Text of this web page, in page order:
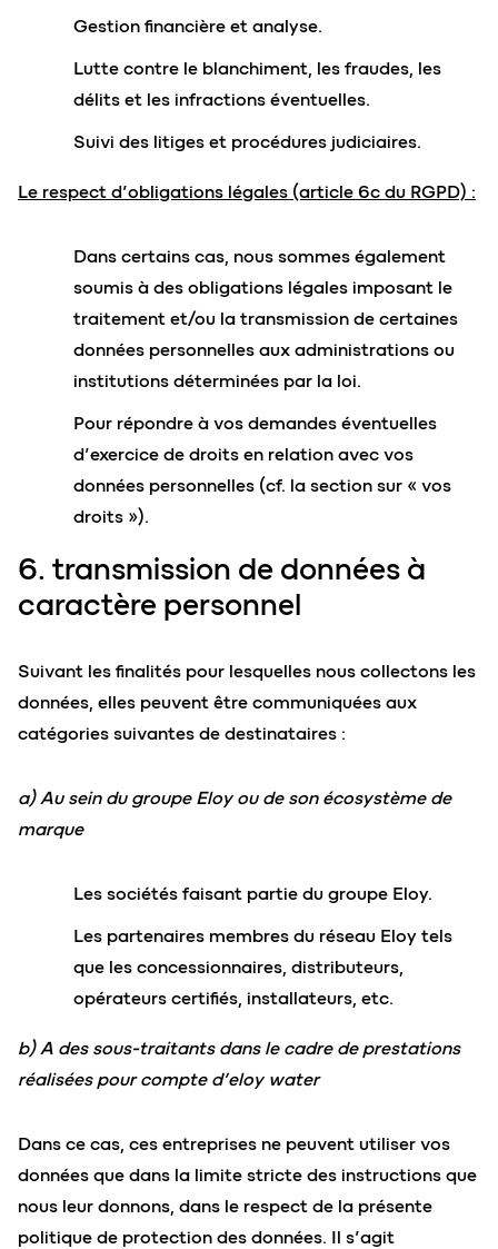
Gestion financière et analyse.
Lutte contre le blanchiment, les fraudes, les
délits et les infractions éventuelles.
Suivi des litiges et procédures judiciaires.
Le respect d’obligations légales (article 6c du RGPD) :
Dans certains cas, nous sommes également
soumis à des obligations légales imposant le
traitement et/ou la transmission de certaines
données personnelles aux administrations ou
institutions déterminées par la loi.
Pour répondre à vos demandes éventuelles
d’exercice de droits en relation avec vos
données personnelles (cf. la section sur « vos
droits »).
6. transmission de données à
caractère personnel
Suivant les finalités pour lesquelles nous collectons les
données, elles peuvent être communiquées aux
catégories suivantes de destinataires :
a) Au sein du groupe Eloy ou de son écosystème de
marque
Les sociétés faisant partie du groupe Eloy.
Les partenaires membres du réseau Eloy tels
que les concessionnaires, distributeurs,
opérateurs certifiés, installateurs, etc.
b) A des sous-traitants dans le cadre de prestations
réalisées pour compte d’eloy water
Dans ce cas, ces entreprises ne peuvent utiliser vos
données que dans la limite stricte des instructions que
nous leur donnons, dans le respect de la présente
politique de protection des données. Il s’agit